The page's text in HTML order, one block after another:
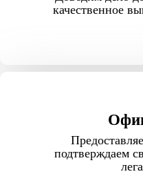
качественное
подтверждаем